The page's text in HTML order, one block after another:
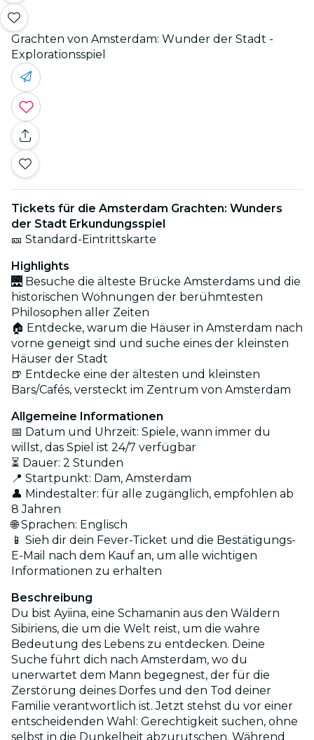
Grachten von Amsterdam: Wunder der Stadt -
Explorationsspiel
Tickets für die Amsterdam Grachten: Wunders
der Stadt Erkundungsspiel
🎫 Standard-Eintrittskarte
Highlights
🌉 Besuche die älteste Brücke Amsterdams und die
historischen Wohnungen der berühmtesten
Philosophen aller Zeiten
🏠 Entdecke, warum die Häuser in Amsterdam nach
vorne geneigt sind und suche eines der kleinsten
Häuser der Stadt
🍺 Entdecke eine der ältesten und kleinsten
Bars/Cafés, versteckt im Zentrum von Amsterdam
Allgemeine Informationen
📅 Datum und Uhrzeit: Spiele, wann immer du
willst, das Spiel ist 24/7 verfügbar
⏳ Dauer: 2 Stunden
📍 Startpunkt: Dam, Amsterdam
👤 Mindestalter: für alle zugänglich, empfohlen ab
8 Jahren
🌐 Sprachen: Englisch
📱 Sieh dir dein Fever-Ticket und die Bestätigungs-
E-Mail nach dem Kauf an, um alle wichtigen
Informationen zu erhalten
Beschreibung
Du bist Ayiina, eine Schamanin aus den Wäldern
Sibiriens, die um die Welt reist, um die wahre
Bedeutung des Lebens zu entdecken. Deine
Suche führt dich nach Amsterdam, wo du
unerwartet dem Mann begegnest, der für die
Zerstörung deines Dorfes und den Tod deiner
Familie verantwortlich ist. Jetzt stehst du vor einer
entscheidenden Wahl: Gerechtigkeit suchen, ohne
selbst in die Dunkelheit abzurutschen. Während